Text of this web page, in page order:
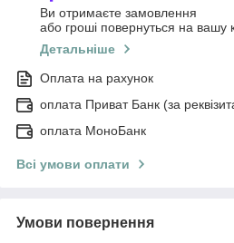
Ви отримаєте замовлення
або гроші повернуться на вашу
Детальніше
Оплата на рахунок
оплата Приват Банк (за
оплата МоноБанк
Всі умови оплати
Умови повернення